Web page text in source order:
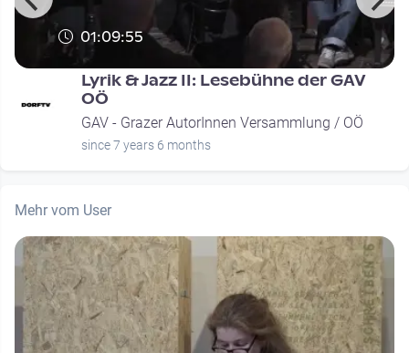
01:09:55
Lyrik & Jazz II: Lesebühne der GAV
OÖ
GAV - Grazer AutorInnen Versammlung / OÖ
since 7 years 6 months
Mehr vom User